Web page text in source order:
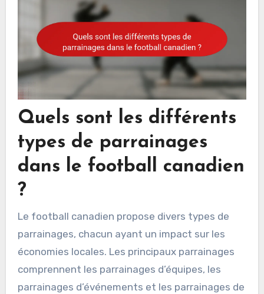
Quels sont les différents
types de parrainages
dans le football canadien
?
Le football canadien propose divers types de
parrainages, chacun ayant un impact sur les
économies locales. Les principaux parrainages
comprennent les parrainages d’équipes, les
parrainages d’événements et les parrainages de